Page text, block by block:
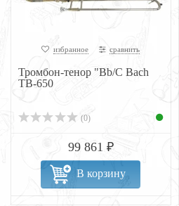
избранное сравнить
Тромбон-тенор "Bb/С Bach
TB-650
(0)
99 861 ₽
В корзину